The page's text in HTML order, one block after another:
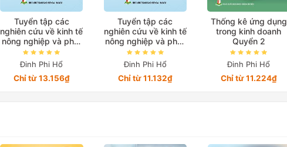
Tuyển tập các
nghiên cứu về kinh tế
nông nghiệp và phát
triển ở Việt Nam
trong giai đoạn
Đinh Phi Hổ
Chỉ từ 13.156₫
Tuyển tập các
nghiên cứu về kinh tế
nông nghiệp và phát
triển ở Việt Nam
trong giai đoạn
Đinh Phi Hổ
Chỉ từ 11.132₫
Thống kê ứng dụng
trong kinh doanh
Quyển 2
Đinh Phi Hổ
Chỉ từ 11.224₫